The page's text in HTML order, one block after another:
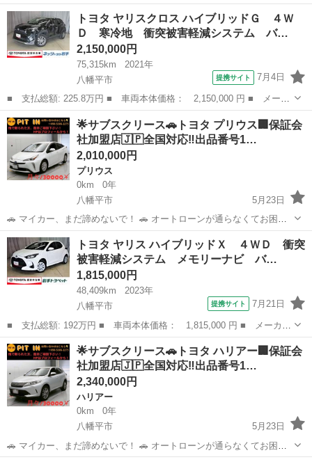
ー名： トヨタ ■ 車種名： クラウンクロスオーバー ■ グレード
名： Ｇアドバンスド ４ＷＤ 寒冷地 衝突被害軽減システム バ
ックカメ...
岩手 八幡平市 トヨタ
トヨタ ヤリスクロス ハイブリッドＧ ４Ｗ
Ｄ 寒冷地 衝突被害軽減システム バ…
2,150,000円
75,315km
2021年
八幡平市
提携サイト 7月4日
■ 支払総額: 225.8万円 ■ 車両本体価格： 2,150,000 円 ■ メーカ
ー名： トヨタ ■ 車種名： ヤリスクロス ■ グレード名： ハイ
ブリッドＧ ４ＷＤ 寒冷地 衝突被害軽減システム バックカメ
ラ ＬＥＤ...
岩手 八幡平市 トヨタ
︎🌟サブスクリース🚗トヨタ プリウス🏢保証会
社加盟店🇯🇵全国対応‼️出品番号1…
2,010,000円
プリウス
0km
0年
八幡平市
5月23日
🚗 マイカー、まだ諦めないで！ 🚗 オートローンが通らなくてお困り
の方へ。 当店独自の「サブスクリース」で、ご希望のお車に乗りませ
んか？ ​🚘 【車両詳細】 🚘 ■ トヨタ プリウス ■ 年式：令和2年 ■ 走行
距離：48...
岩手 八幡平市 プリウス 車両
トヨタ ヤリス ハイブリッドＸ ４ＷＤ 衝突
被害軽減システム メモリーナビ バ…
1,815,000円
48,409km
2023年
八幡平市
提携サイト 7月21日
■ 支払総額: 192万円 ■ 車両本体価格： 1,815,000 円 ■ メーカー
名： トヨタ ■ 車種名： ヤリス ■ グレード名： ハイブリッド
Ｘ ４ＷＤ 衝突被害軽減システム メモリーナビ バックカメラ
スマートキ...
岩手 八幡平市 トヨタ
︎🌟サブスクリース🚗トヨタ ハリアー🏢保証会
社加盟店🇯🇵全国対応‼️出品番号1…
2,340,000円
ハリアー
0km
0年
八幡平市
5月23日
🚗 マイカー、まだ諦めないで！ 🚗 オートローンが通らなくてお困り
の方へ。 当店独自の「サブスクリース」で、ご希望のお車に乗りませ